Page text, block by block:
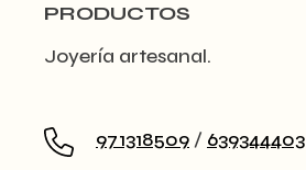
PRODUCTOS
Joyería artesanal.
971318509 / 639344403